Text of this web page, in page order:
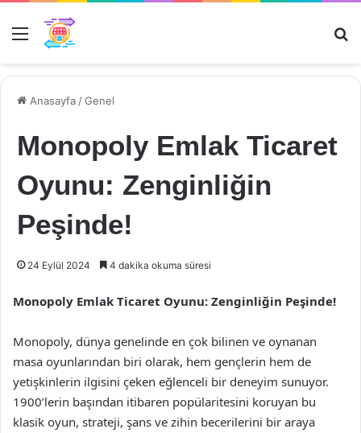
Menü
Anasayfa /Genel
Monopoly Emlak Ticaret
Oyunu: Zenginliğin
Peşinde!
24 Eylül 2024 4 dakika okuma süresi
Monopoly Emlak Ticaret Oyunu: Zenginliğin Peşinde!
Monopoly, dünya genelinde en çok bilinen ve oynanan
masa oyunlarından biri olarak, hem gençlerin hem de
yetişkinlerin ilgisini çeken eğlenceli bir deneyim sunuyor.
1900’lerin başından itibaren popülaritesini koruyan bu
klasik oyun, strateji, şans ve zihin becerilerini bir araya